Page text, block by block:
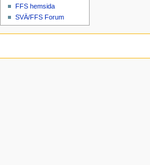
FFS hemsida
SVÄ/FFS Forum